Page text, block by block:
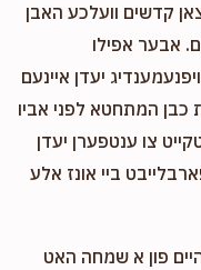
11 months ago
צאן קדשים וועלכע האבן
אבער אפילו
יעדן איינעם
כבן המתחטא לפני אביו
צו ענטפערן יעדן
ביי אונז אלע
פון א שמחה האט